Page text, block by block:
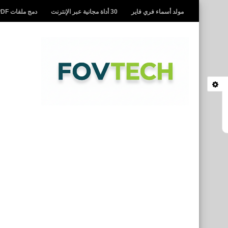
مولد أسماء فري فاير 30 أداة مجانية عبر الإنترنت دمج ملفات PDF